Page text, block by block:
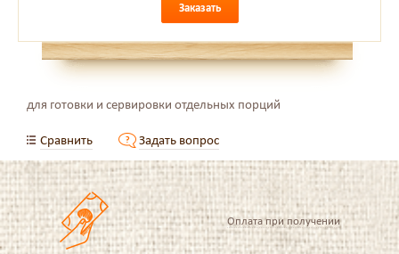
Заказать
для готовки и сервировки отдельных порций
Сравнить Задать вопрос
Оплата при получении